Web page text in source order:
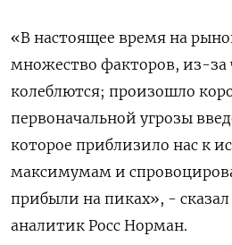
«В настоящее время на
множество факторов, из-за
колеблются; произошло
первоначальной угрозы
которое приблизило нас к
максимумам и
прибыли на пиках», -
аналитик Росс Норман.